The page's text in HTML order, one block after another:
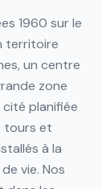
1960 sur le
territoire
un centre
zone
planifiée
tours et
à la
vie. Nos